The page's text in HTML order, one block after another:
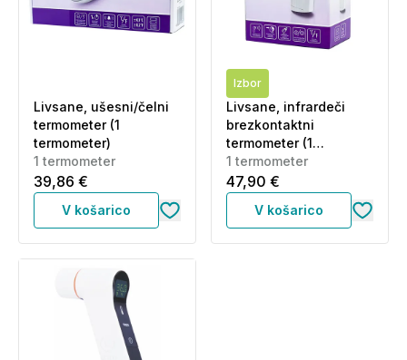
Livsane, ušesni/čelni
termometer (1
termometer)
1 termometer
39,86 €
V košarico
Izbor
Livsane, infrardeči
brezkontaktni
termometer (1
termometer)
1 termometer
47,90 €
V košarico